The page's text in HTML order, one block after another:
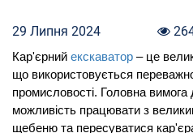
29 Липня 2024
Кар'єрний екскаватор – це
що використовується
промисловості. Головна
можливість працювати з
щебеню та пересуватися